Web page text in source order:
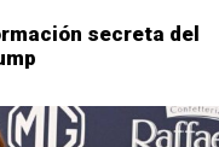
secreta del